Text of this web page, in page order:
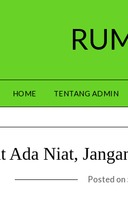
HOME TENTANG ADMIN
Ada Niat,
Posted on